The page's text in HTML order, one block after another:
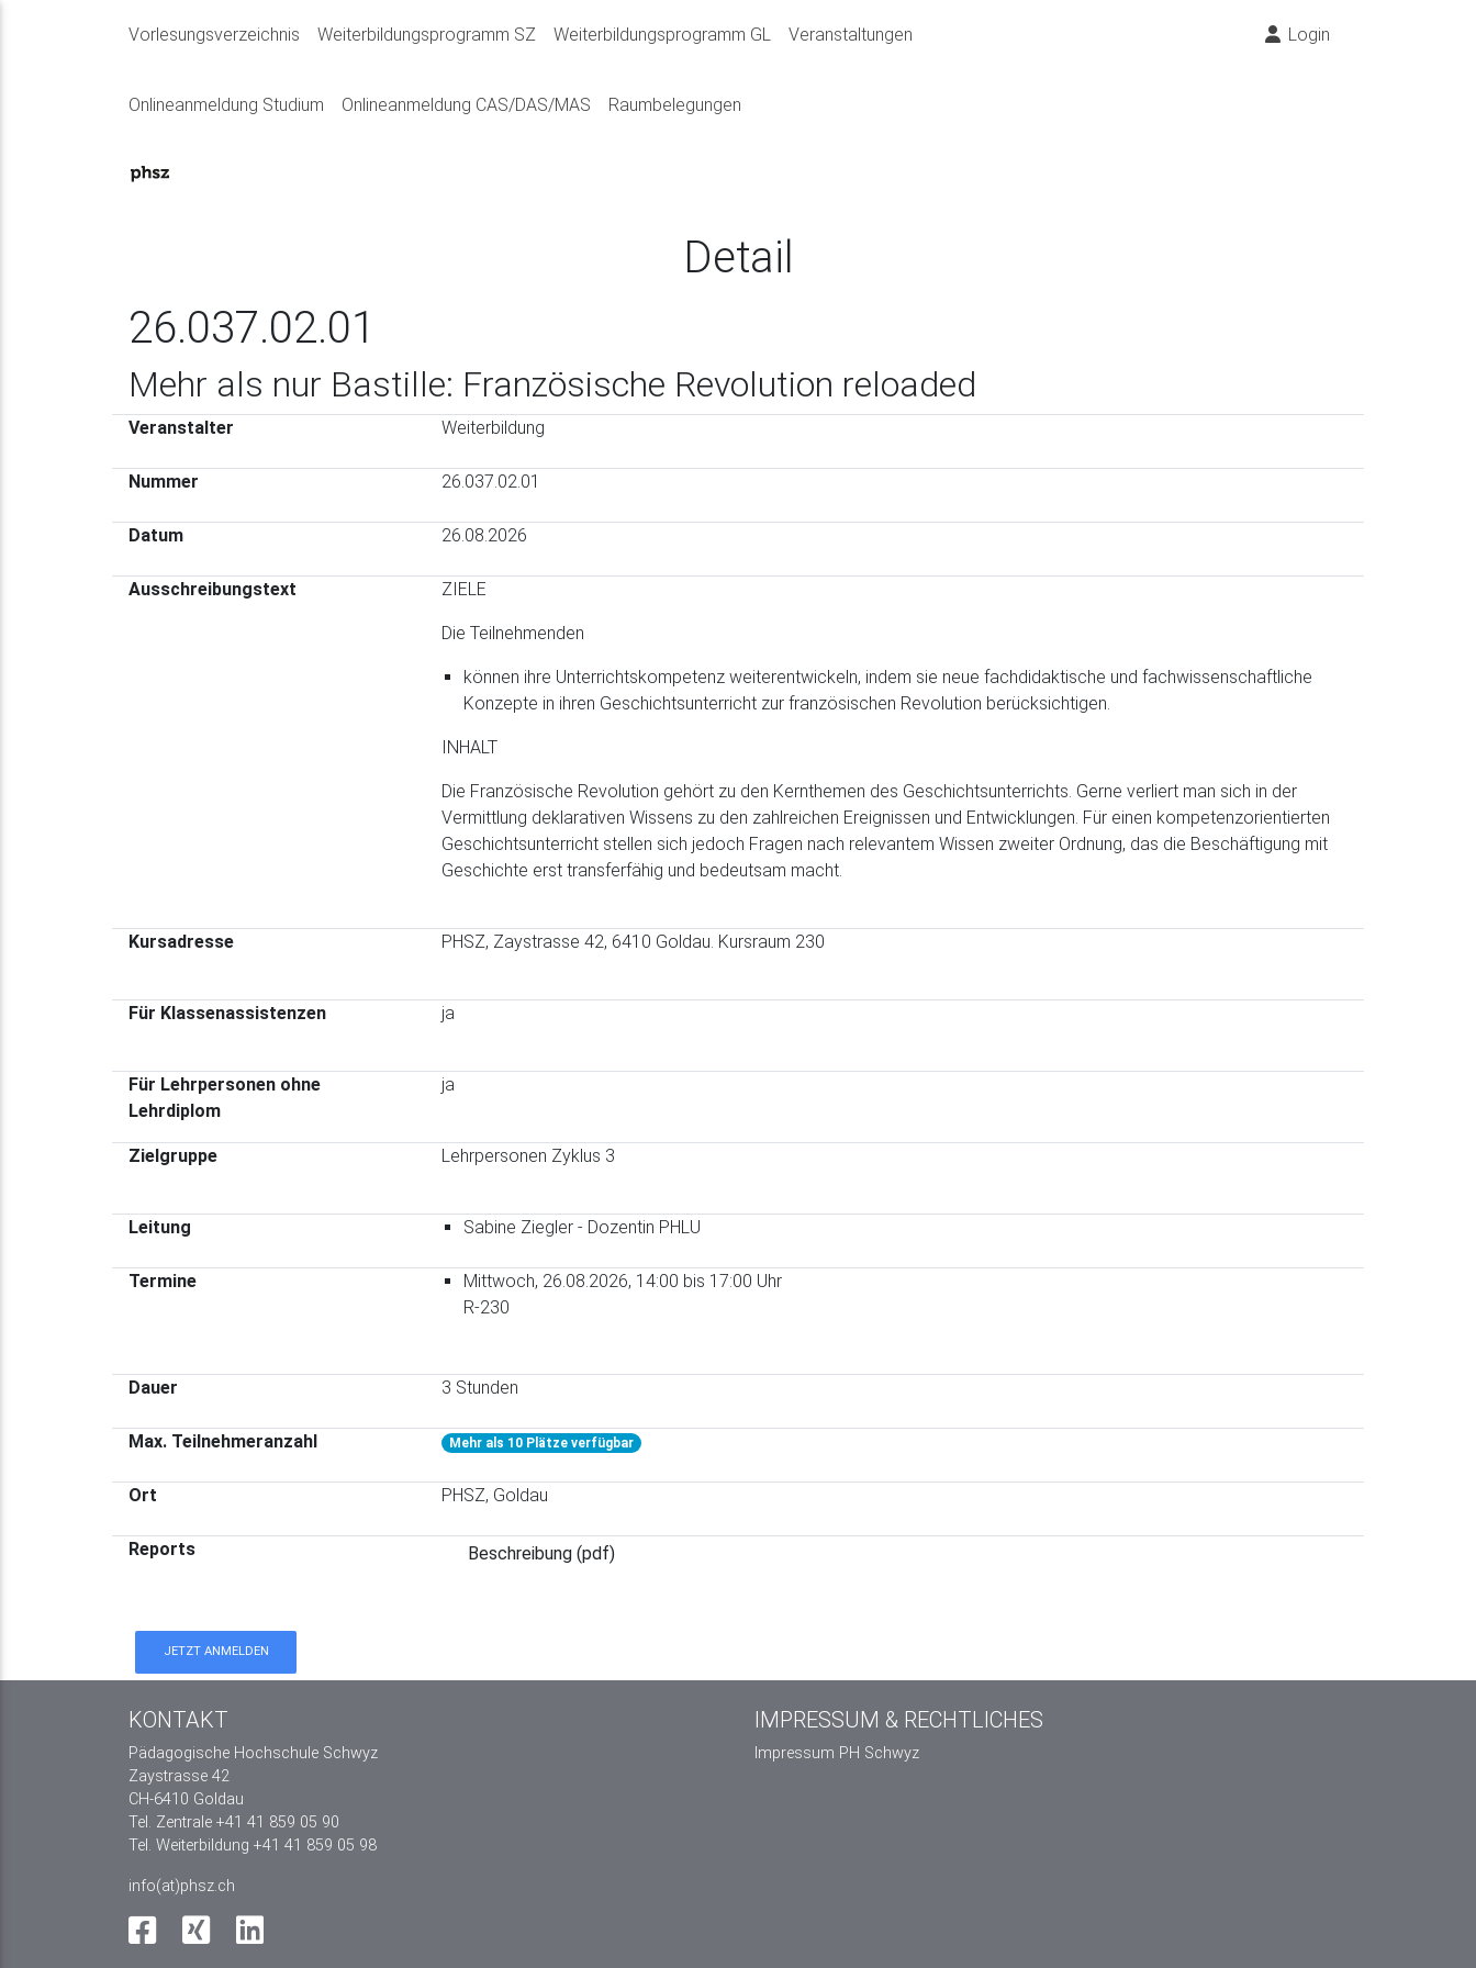
Vorlesungsverzeichnis Weiterbildungsprogramm SZ (current)
Weiterbildungsprogramm GL Veranstaltungen Login
Onlineanmeldung Studium Onlineanmeldung CAS/DAS/MAS Raumbelegungen
Detail
26.037.02.01
Mehr als nur Bastille: Französische Revolution reloaded
Veranstalter Weiterbildung
Nummer 26.037.02.01
Datum 26.08.2026
Ausschreibungstext ZIELE
Die Teilnehmenden
können ihre Unterrichtskompetenz weiterentwickeln, indem sie neue fachdidaktische und fachwissenschaftliche
Konzepte in ihren Geschichtsunterricht zur französischen Revolution berücksichtigen.
INHALT
Die Französische Revolution gehört zu den Kernthemen des Geschichtsunterrichts. Gerne verliert man sich in der
Vermittlung deklarativen Wissens zu den zahlreichen Ereignissen und Entwicklungen. Für einen kompetenzorientierten
Geschichtsunterricht stellen sich jedoch Fragen nach relevantem Wissen zweiter Ordnung, das die Beschäftigung mit
Geschichte erst transferfähig und bedeutsam macht.
Kursadresse PHSZ, Zaystrasse 42, 6410 Goldau. Kursraum 230
Für Klassenassistenzen ja
Für Lehrpersonen ohne
Lehrdiplom
ja
Zielgruppe Lehrpersonen Zyklus 3
Leitung Sabine Ziegler - Dozentin PHLU
Termine
Mittwoch, 26.08.2026, 14:00 bis 17:00 Uhr
R-230
Dauer 3 Stunden
Max. Teilnehmeranzahl Mehr als 10 Plätze verfügbar
Ort PHSZ, Goldau
Reports Beschreibung (pdf)
JETZT ANMELDEN
KONTAKT
Pädagogische Hochschule Schwyz
Zaystrasse 42
CH-6410 Goldau
Tel. Zentrale +41 41 859 05 90
Tel. Weiterbildung +41 41 859 05 98
info(at)phsz.ch
IMPRESSUM & RECHTLICHES
Impressum PH Schwyz